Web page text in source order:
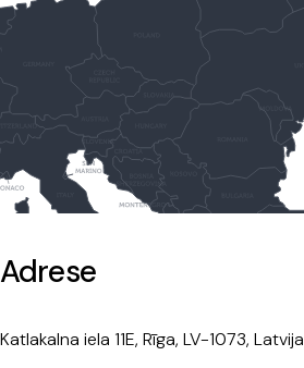
Adrese
Katlakalna iela 11E, Rīga, LV-1073, Latvija